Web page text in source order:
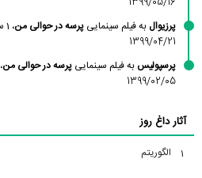
پرزیوال به فیلم سینمایی پرسه در حوالی من، 1 ستاره داد.
1399/04/21
پرسپولیس به فیلم سینمایی پرسه در حوالی من، 2 ستاره داد.
1399/02/05
آثار داغ روز
1 الگوریتم